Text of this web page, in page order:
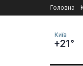
Головна
Київ
+21°